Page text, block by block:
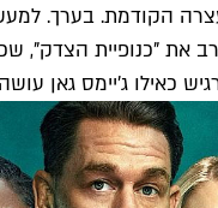
הקודמת. בערך.
"כנופיית הצדק",
כאילו ג'יימס גאן